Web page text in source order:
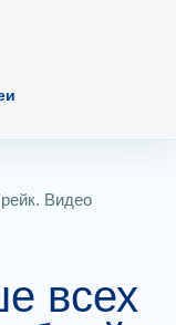
Видео
всех